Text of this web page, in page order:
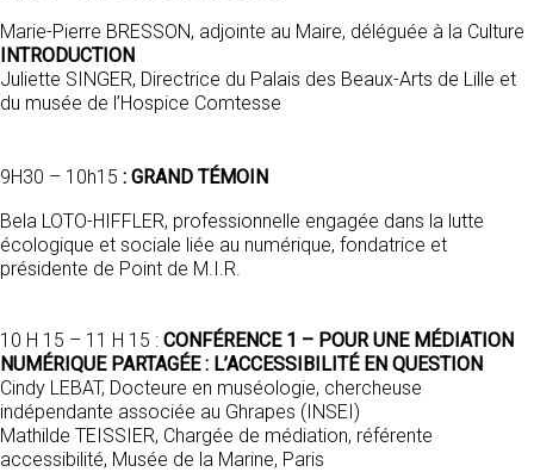
Marie-Pierre BRESSON, adjointe au Maire, déléguée à la Culture
INTRODUCTION
Juliette SINGER, Directrice du Palais des Beaux-Arts de Lille et
du musée de l’Hospice Comtesse
9H30 – 10h15 : GRAND TÉMOIN
Bela LOTO-HIFFLER, professionnelle engagée dans la lutte
écologique et sociale liée au numérique, fondatrice et
présidente de Point de M.I.R.
10 H 15 – 11 H 15 : CONFÉRENCE 1 – POUR UNE MÉDIATION
NUMÉRIQUE PARTAGÉE : L’ACCESSIBILITÉ EN QUESTION
Cindy LEBAT, Docteure en muséologie, chercheuse
indépendante associée au Ghrapes (INSEI)
Mathilde TEISSIER, Chargée de médiation, référente
accessibilité, Musée de la Marine, Paris